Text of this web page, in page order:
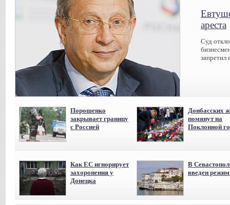
ареста
Суд
запретил
Порошенко
закрывает границу
с Россией
Донбасских
помянут на
Поклонной
Как ЕС игнорирует
захоронения у
Донецка
В
введен